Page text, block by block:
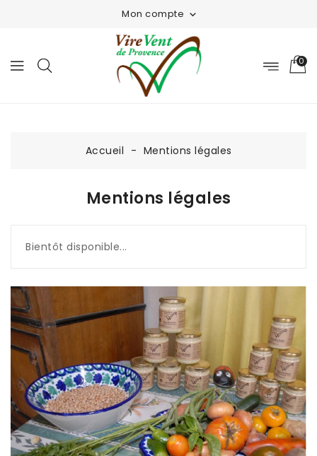
Mon compte 
0
Accueil Mentions légales
Mentions légales
Bientôt disponible...